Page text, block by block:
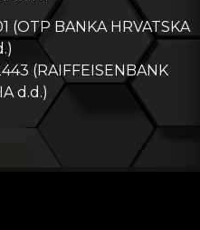
(OTP BANKA HRVATSKA
(RAIFFEISENBANK
d.d.)